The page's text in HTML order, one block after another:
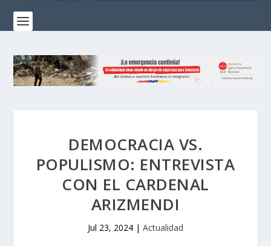
DEMOCRACIA VS.
POPULISMO: ENTREVISTA
CON EL CARDENAL
ARIZMENDI
Jul 23, 2024 | Actualidad